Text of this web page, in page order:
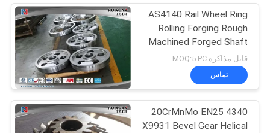
Open Die Forgings
27
AS4140 Rail Wheel Ring
Rolling Forging Rough
Machined Forged Shaft
قابل مذاکره MOQ:5 PC
تماس
4340 20CrMnMo EN25
X9931 Bevel Gear Helical